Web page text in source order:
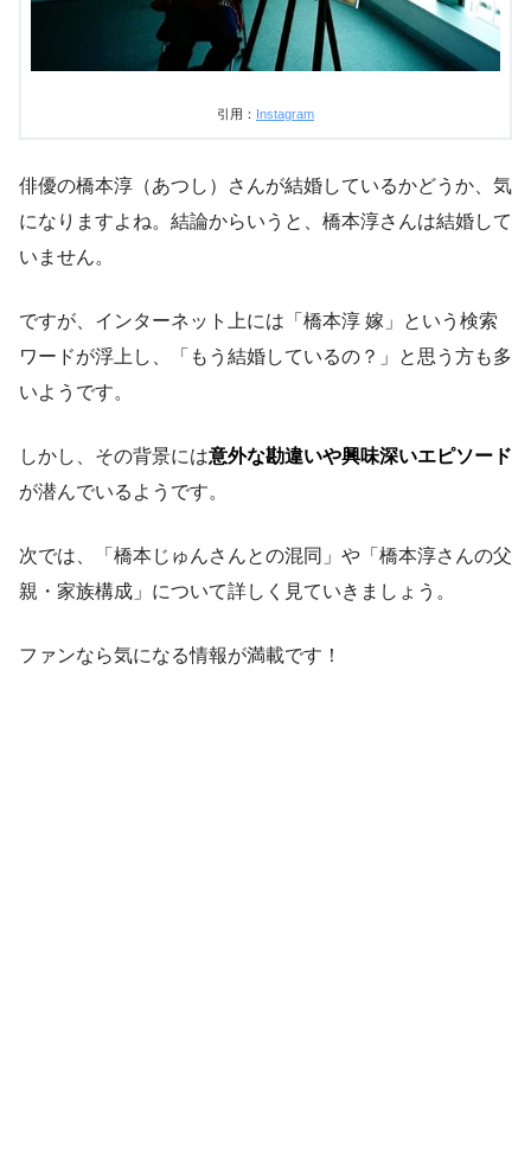
引用： Instagram
俳優の橋本淳（あつし）さんが結婚しているかどうか、気
になりますよね。結論からいうと、橋本淳さんは結婚して
いません。
ですが、インターネット上には「橋本淳 嫁」という検索
ワードが浮上し、「もう結婚しているの？」と思う方も多
いようです。
しかし、その背景には意外な勘違いや興味深いエピソード
が潜んでいるようです。
次では、「橋本じゅんさんとの混同」や「橋本淳さんの父
親・家族構成」について詳しく見ていきましょう。
ファンなら気になる情報が満載です！